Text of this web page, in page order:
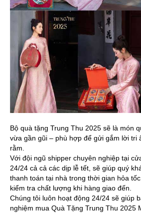
Bộ quà tặng Trung Thu 2025 sẽ là món
vừa gần gũi – phù hợp để gửi gắm lời tri
rằm.
Với đội ngũ shipper chuyên nghiệp tại
24/24 cả cả các dịp lễ tết, sẽ giúp quý
thanh toán tại nhà trong thời gian hỏa
kiểm tra chất lượng khi hàng giao đến.
Chúng tôi luôn hoạt động 24/24 sẽ giúp
nghiệm mua Quà Tặng Trung Thu 2025